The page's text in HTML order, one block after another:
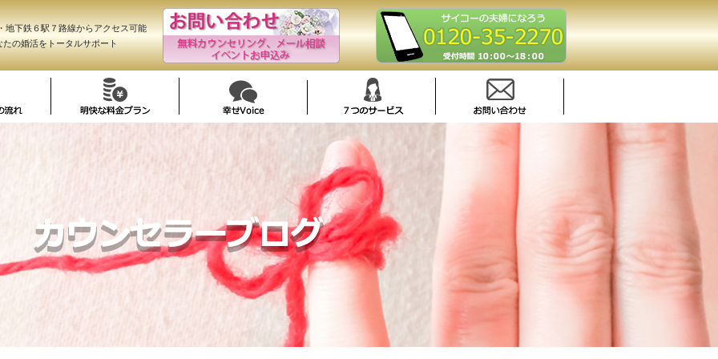
地下鉄６駅７路線からアクセス可能
たの婚活をトータルサポート